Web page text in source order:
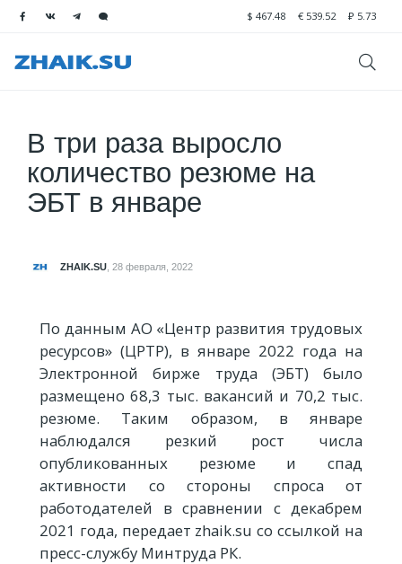
$ 467.48 € 539.52 ₽ 5.73
В три раза выросло
количество резюме на
ЭБТ в январе
ZHAIK.SU 28 февраля, 2022
По данным АО «Центр развития трудовых
ресурсов» (ЦРТР), в январе 2022 года на
Электронной бирже труда (ЭБТ) было
размещено 68,3 тыс. вакансий и 70,2 тыс.
резюме. Таким образом, в январе
наблюдался резкий рост числа
опубликованных резюме и спад
активности со стороны спроса от
работодателей в сравнении с декабрем
2021 года, передает zhaik.su со ссылкой на
пресс-службу Минтруда РК.